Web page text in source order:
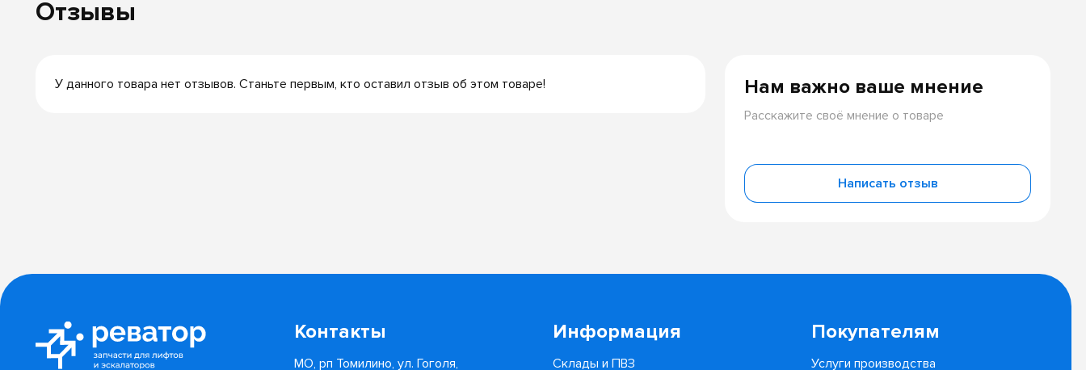
Отзывы
У данного товара нет отзывов. Станьте первым, кто оставил отзыв об этом товаре! Нам важно ваше мнение
Расскажите своё мнение о товаре
Написать отзыв
Контакты
МО, рп Томилино, ул. Гоголя,
Информация
Склады и ПВЗ
Покупателям
Услуги производства